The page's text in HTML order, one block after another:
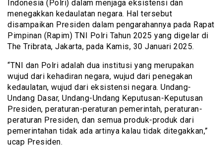
Indonesia (Polri) dalam menjaga eksistensi dan
menegakkan kedaulatan negara. Hal tersebut
disampaikan Presiden dalam pengarahannya pada Rapat
Pimpinan (Rapim) TNI Polri Tahun 2025 yang digelar di
The Tribrata, Jakarta, pada Kamis, 30 Januari 2025.
“TNI dan Polri adalah dua institusi yang merupakan
wujud dari kehadiran negara, wujud dari penegakan
kedaulatan, wujud dari eksistensi negara. Undang-
Undang Dasar, Undang-Undang Keputusan-Keputusan
Presiden, peraturan-peraturan pemerintah, peraturan-
peraturan Presiden, dan semua produk-produk dari
pemerintahan tidak ada artinya kalau tidak ditegakkan,”
ucap Presiden.